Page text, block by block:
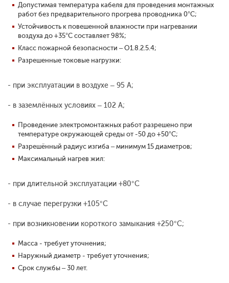
Допустимая температура кабеля для проведения монтажных
работ без предварительного прогрева проводника 0°С;
Устойчивость к повешенной влажности при нагревании
воздуха до +35°С составляет 98%;
Класс пожарной безопасности – О1.8.2.5.4;
Разрешенные токовые нагрузки:
- при эксплуатации в воздухе – 95 А;
- в заземлённых условиях – 102 А;
Проведение электромонтажных работ разрешено при
температуре окружающей среды от -50 до +50°С;
Разрешённый радиус изгиба – минимум 15 диаметров;
Максимальный нагрев жил:
- при длительной эксплуатации +80°С
- в случае перегрузки +105°С
- при возникновении короткого замыкания +250°С;
Масса - требует уточнения;
Наружный диаметр - требует уточнения;
Срок службы – 30 лет.